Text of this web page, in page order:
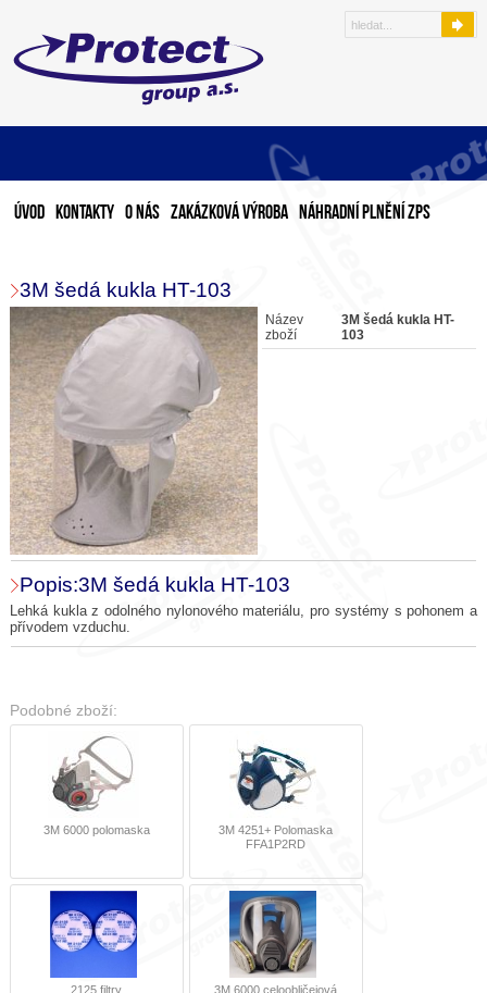
3M šedá kukla HT-103
Název
zboží
3M šedá kukla HT-
103
Popis:3M šedá kukla HT-103
Lehká kukla z odolného nylonového materiálu, pro systémy s pohonem a
přívodem vzduchu.
Podobné zboží:
3M 6000 polomaska
3M 4251+ Polomaska
FFA1P2RD
2125 filtry
3M 6000 celoobličejová
Úvod Kontakty O nás Zakázková výroba Náhradní plnění ZPS